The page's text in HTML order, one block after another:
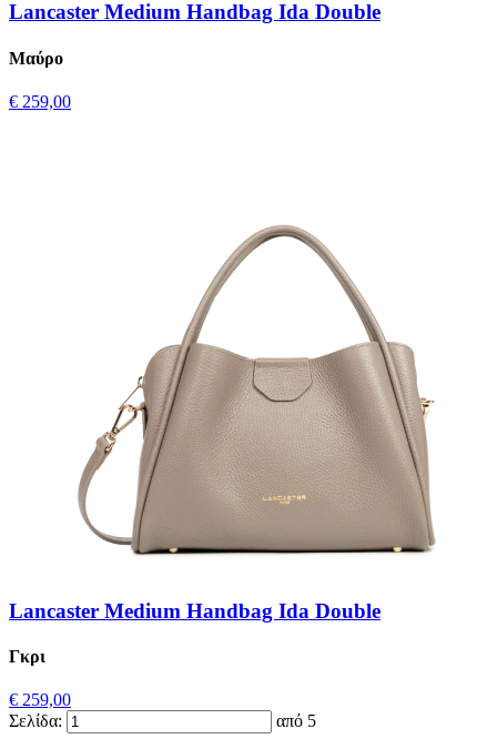
Lancaster Medium Handbag Ida Double
Μαύρο
€ 259,00
Lancaster Medium Handbag Ida Double
Γκρι
€ 259,00
Σελίδα:
από 5